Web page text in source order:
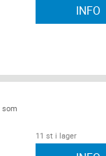
INFO
som
11 st i lager